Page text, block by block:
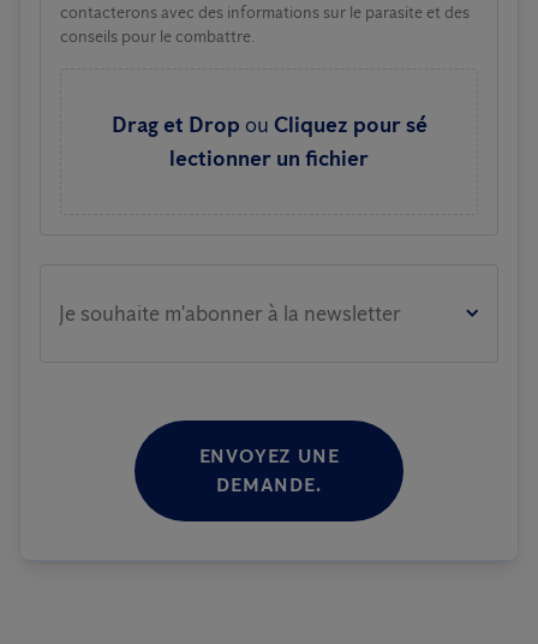
contacterons avec des informations sur le parasite et des
conseils pour le combattre.
Drag et Drop ou Cliquez pour sé
lectionner un fichier
Je souhaite m'abonner à la newsletter
ENVOYEZ UNE
DEMANDE.